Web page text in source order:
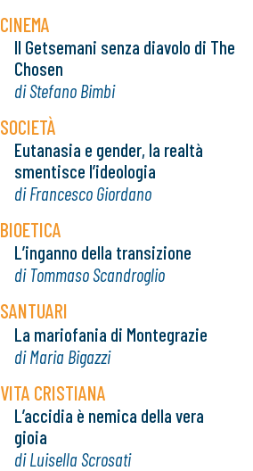
CINEMA
Il Getsemani senza diavolo di The
Chosen
di Stefano Bimbi
SOCIETÀ
Eutanasia e gender, la realtà
smentisce l’ideologia
di Francesco Giordano
BIOETICA
L’inganno della transizione
di Tommaso Scandroglio
SANTUARI
La mariofania di Montegrazie
di Maria Bigazzi
VITA CRISTIANA
L’accidia è nemica della vera
gioia
di Luisella Scrosati